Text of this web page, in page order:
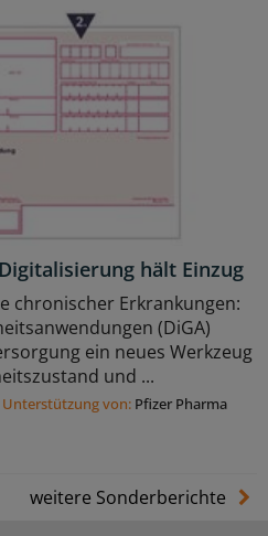
hält Einzug
chronischer Erkrankungen:
(DiGA)
ein neues Werkzeug
und ...
von: Pfizer Pharma
weitere Sonderberichte